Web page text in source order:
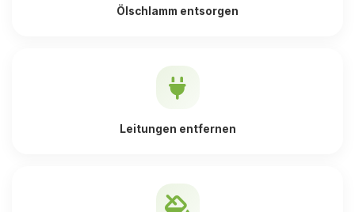
Ölschlamm entsorgen
Leitungen entfernen